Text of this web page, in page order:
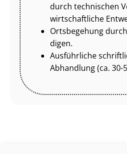
durch technischen
wirtschaftliche
Ortsbegehung
di­gen.
Ausführliche
Abhandlung (ca. 30-